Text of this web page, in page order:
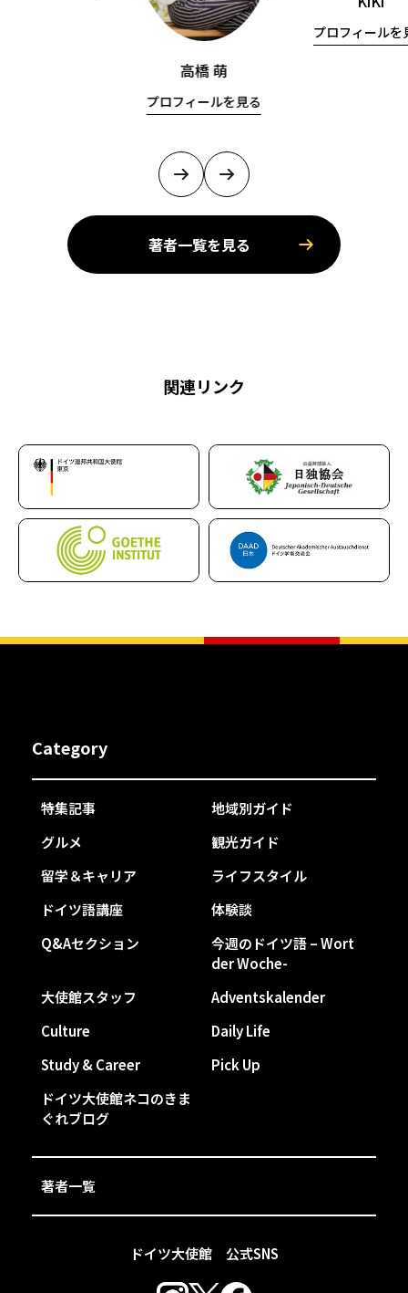
高橋 萌
プロフィールを見る
プロフィールを
著者一覧を見る
関連リンク
ドイツ大使館 公式SNS
Category
特集記事
地域別ガイド
グルメ
観光ガイド
留学＆キャリア
ライフスタイル
ドイツ語講座
体験談
Q&Aセクション
今週のドイツ語 – Wort
der Woche-
大使館スタッフ
Adventskalender
Culture
Daily Life
Study & Career
Pick Up
ドイツ大使館ネコのきま
ぐれブログ
著者一覧